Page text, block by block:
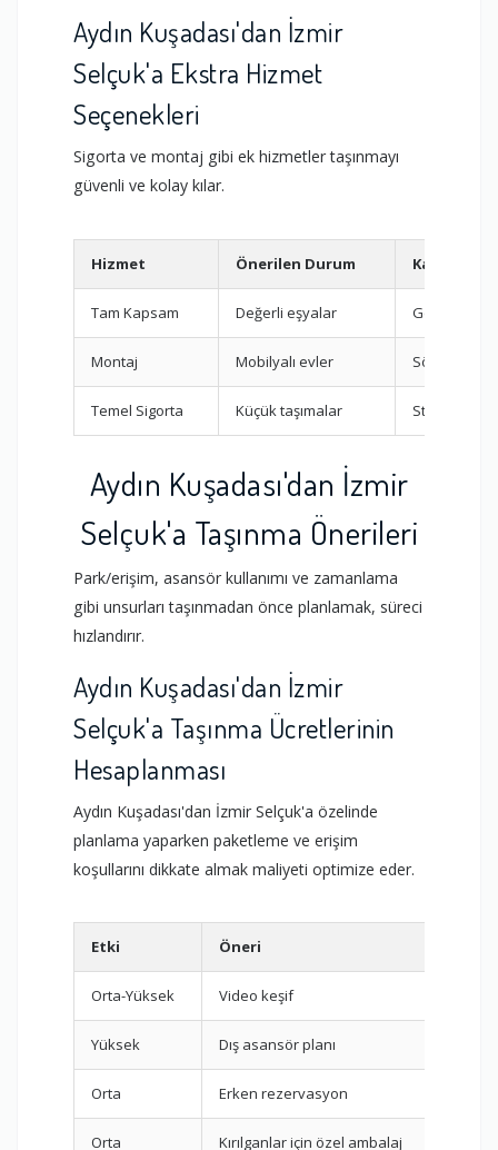
Aydın Kuşadası'dan İzmir
Selçuk'a Ekstra Hizmet
Seçenekleri
Sigorta ve montaj gibi ek hizmetler taşınmayı
güvenli ve kolay kılar.
Hizmet Önerilen Durum Kapsam
Tam Kapsam Değerli eşyalar Geniş
Montaj Mobilyalı evler Sök-tak
Temel Sigorta Küçük taşımalar Standart
Aydın Kuşadası'dan İzmir
Selçuk'a Taşınma Önerileri
Park/erişim, asansör kullanımı ve zamanlama
gibi unsurları taşınmadan önce planlamak, süreci
hızlandırır.
Aydın Kuşadası'dan İzmir
Selçuk'a Taşınma Ücretlerinin
Hesaplanması
Aydın Kuşadası'dan İzmir Selçuk'a özelinde
planlama yaparken paketleme ve erişim
koşullarını dikkate almak maliyeti optimize eder.
Etki Öneri
Orta-Yüksek Video keşif
Yüksek Dış asansör planı
Orta Erken rezervasyon
Orta Kırılganlar için özel ambalaj